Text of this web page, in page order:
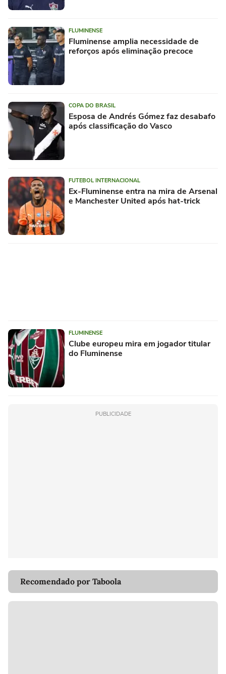
FLUMINENSE
Fluminense amplia necessidade de
reforços após eliminação precoce
COPA DO BRASIL
Esposa de Andrés Gómez faz desabafo
após classificação do Vasco
FUTEBOL INTERNACIONAL
Ex-Fluminense entra na mira de Arsenal
e Manchester United após hat-trick
FLUMINENSE
Clube europeu mira em jogador titular
do Fluminense
PUBLICIDADE
Recomendado por Taboola